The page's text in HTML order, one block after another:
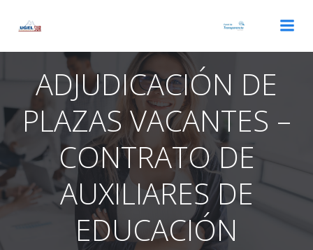
ADJUDICACIÓN DE
PLAZAS VACANTES –
CONTRATO DE
AUXILIARES DE
EDUCACIÓN